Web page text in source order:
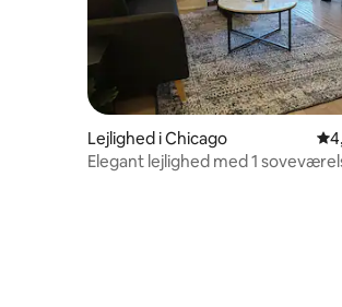
Lejlighed i Chicago
Elegant lejlighed med 1